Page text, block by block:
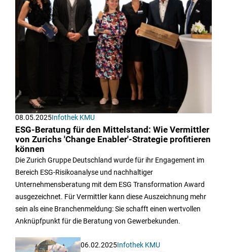
08.05.2025Infothek KMU
ESG-Beratung für den Mittelstand: Wie Vermittler
von Zurichs 'Change Enabler'-Strategie profitieren
können
Die Zurich Gruppe Deutschland wurde für ihr Engagement im
Bereich ESG-Risikoanalyse und nachhaltiger
Unternehmensberatung mit dem ESG Transformation Award
ausgezeichnet. Für Vermittler kann diese Auszeichnung mehr
sein als eine Branchenmeldung: Sie schafft einen wertvollen
Anknüpfpunkt für die Beratung von Gewerbekunden.
06.02.2025Infothek KMU